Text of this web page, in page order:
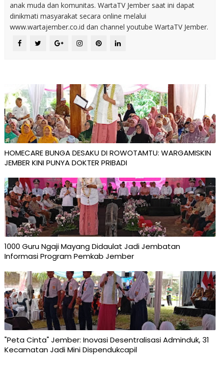
anak muda dan komunitas. WartaTV Jember saat ini dapat
dinikmati masyarakat secara online melalui
www.wartajember.co.id dan channel youtube WartaTV Jember.
HOMECARE BUNGA DESAKU DI ROWOTAMTU: WARGAMISKIN
JEMBER KINI PUNYA DOKTER PRIBADI
1000 Guru Ngaji Mayang Didaulat Jadi Jembatan
Informasi Program Pemkab Jember
"Peta Cinta" Jember: Inovasi Desentralisasi Adminduk, 31
Kecamatan Jadi Mini Dispendukcapil